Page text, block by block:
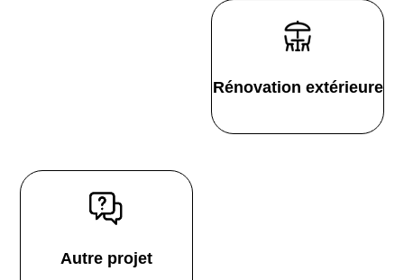
Rénovation extérieure
Autre projet